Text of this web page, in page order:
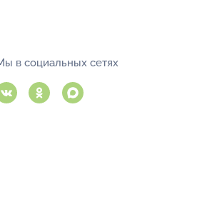
в социальных сетях